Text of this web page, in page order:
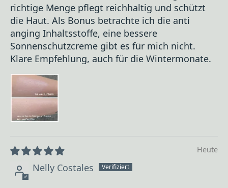
richtige Menge pflegt reichhaltig und schützt
die Haut. Als Bonus betrachte ich die anti
anging Inhaltsstoffe, eine bessere
Sonnenschutzcreme gibt es für mich nicht.
Klare Empfehlung, auch für die Wintermonate.
Heute
Nelly Costales